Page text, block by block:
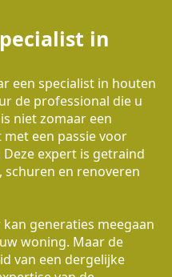
in
een specialist in houten
de professional die u
niet zomaar een
met een passie voor
expert is getraind
en renoveren
generaties meegaan
woning. Maar de
van een dergelijke